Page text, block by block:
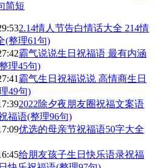
简短
2.14情人节告白情话大全 214情
(整理61句)
霸气说说生日祝福语 最有内涵
理45句)
霸气生日祝福说说 高情商生日
49句)
2022除夕夜朋友圈祝福文案语
福语(整理96句)
优选的母亲节祝福语50字大全
给朋友孩子生日快乐语录祝福